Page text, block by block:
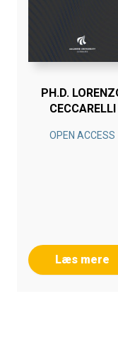
PH.D.
CECCARELLI
OPEN ACCESS
Læs mere